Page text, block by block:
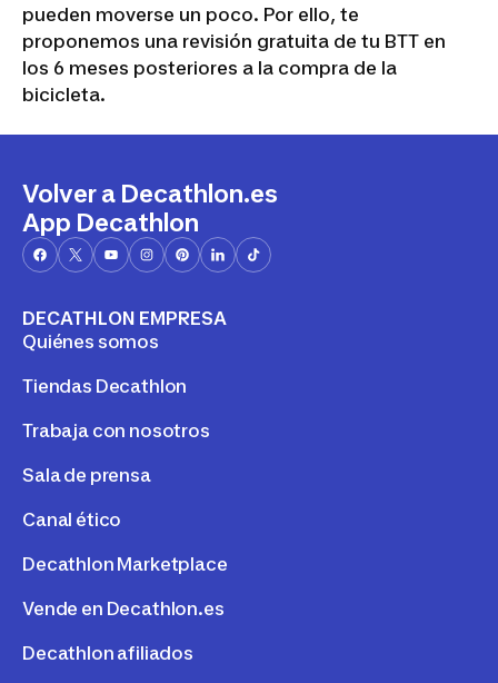
pueden moverse un poco. Por ello, te
proponemos una revisión gratuita de tu BTT en
los 6 meses posteriores a la compra de la
bicicleta.
Volver a Decathlon.es
App Decathlon
DECATHLON EMPRESA
Quiénes somos
Tiendas Decathlon
Trabaja con nosotros
Sala de prensa
Canal ético
Decathlon Marketplace
Vende en Decathlon.es
Decathlon afiliados